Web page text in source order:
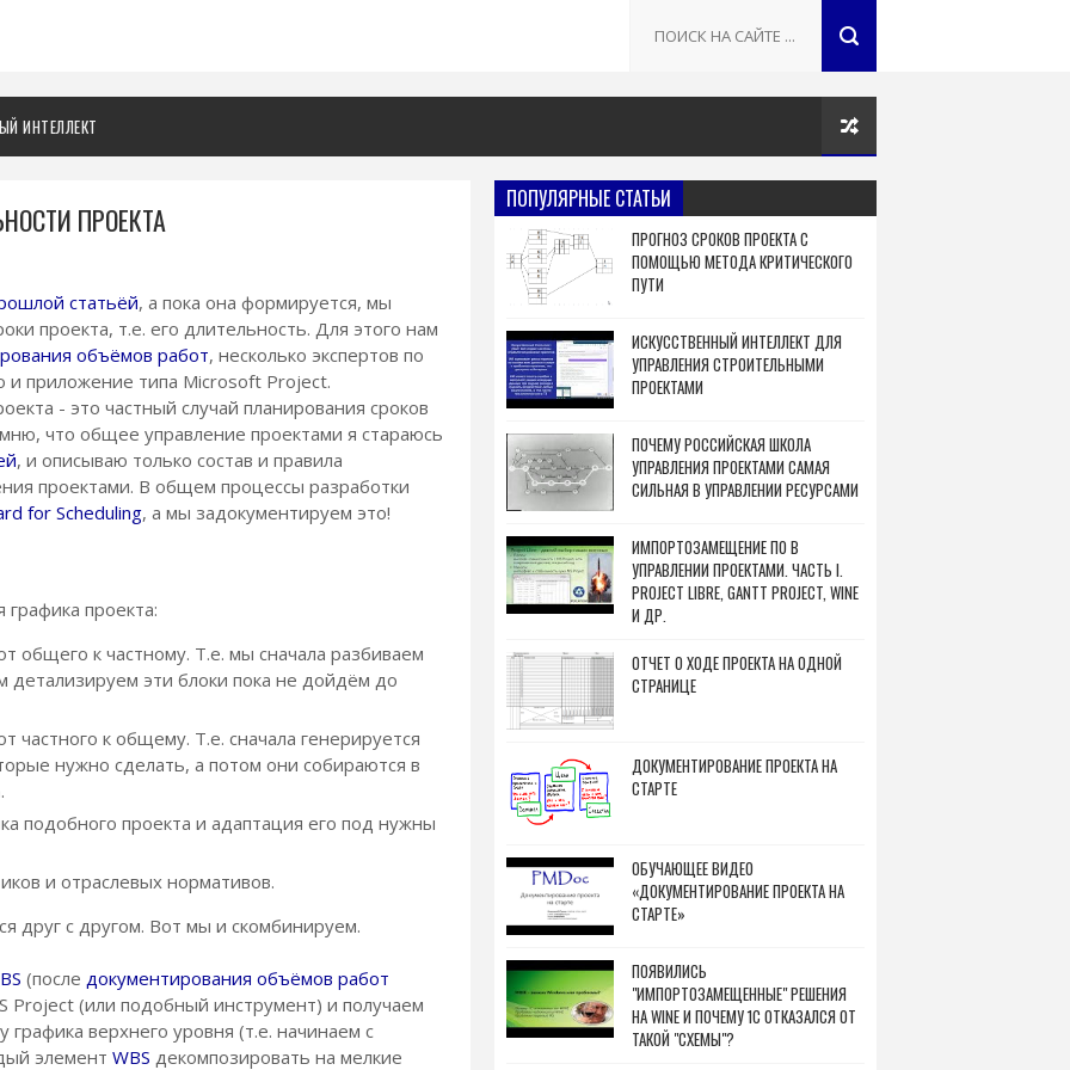
ИНТЕЛЛЕКТ
ПРОЕКТА
статьёй, а пока она формируется, мы
проекта, т.е. его длительность. Для этого нам
объёмов работ, несколько экспертов по
и приложение типа Microsoft Project.
- это частный случай планирования сроков
что общее управление проектами я стараюсь
, и описываю только состав и правила
проектами. В общем процессы разработки
for Scheduling, а мы задокументируем это!
проекта:
общего к частному. Т.е. мы сначала разбиваем
детализируем эти блоки пока не дойдём до
частного к общему. Т.е. сначала генерируется
нужно сделать, а потом они собираются в
подобного проекта и адаптация его под нужны
и отраслевых нормативов.
друг с другом. Вот мы и скомбинируем.
(после документирования объёмов работ
Project (или подобный инструмент) и получаем
верхнего уровня (т.е. начинаем с
элемент WBS декомпозировать на мелкие
ПОПУЛЯРНЫЕ СТАТЬИ
ПРОГНОЗ СРОКОВ ПРОЕКТА С
ПОМОЩЬЮ МЕТОДА КРИТИЧЕСКОГО
ПУТИ
ИСКУССТВЕННЫЙ ИНТЕЛЛЕКТ ДЛЯ
УПРАВЛЕНИЯ СТРОИТЕЛЬНЫМИ
ПРОЕКТАМИ
ПОЧЕМУ РОССИЙСКАЯ ШКОЛА
УПРАВЛЕНИЯ ПРОЕКТАМИ САМАЯ
СИЛЬНАЯ В УПРАВЛЕНИИ РЕСУРСАМИ
ИМПОРТОЗАМЕЩЕНИЕ ПО В
УПРАВЛЕНИИ ПРОЕКТАМИ. ЧАСТЬ I.
PROJECT LIBRE, GANTT PROJECT, WINE
И ДР.
ОТЧЕТ О ХОДЕ ПРОЕКТА НА ОДНОЙ
СТРАНИЦЕ
ДОКУМЕНТИРОВАНИЕ ПРОЕКТА НА
СТАРТЕ
ОБУЧАЮЩЕЕ ВИДЕО
«ДОКУМЕНТИРОВАНИЕ ПРОЕКТА НА
СТАРТЕ»
ПОЯВИЛИСЬ
"ИМПОРТОЗАМЕЩЕННЫЕ" РЕШЕНИЯ
НА WINE И ПОЧЕМУ 1С ОТКАЗАЛСЯ ОТ
ТАКОЙ "СХЕМЫ"?